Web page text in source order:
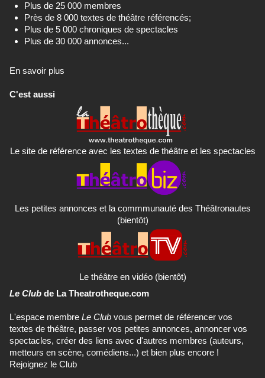
Plus de 25 000 membres
Près de 8 000 textes de théâtre référencés;
Plus de 5 000 chroniques de spectacles
Plus de 30 000 annonces...
En savoir plus
C'est aussi
Le site de référence avec les textes de théâtre et les spectacles
Les petites annonces et la commmunauté des Théâtronautes
(bientôt)
Le théâtre en vidéo (bientôt)
Le Club de La Theatrotheque.com
L'espace membre Le Club vous permet de référencer vos
textes de théâtre, passer vos petites annonces, annoncer vos
spectacles, créer des liens avec d'autres membres (auteurs,
metteurs en scène, comédiens...) et bien plus encore !
Rejoignez le Club